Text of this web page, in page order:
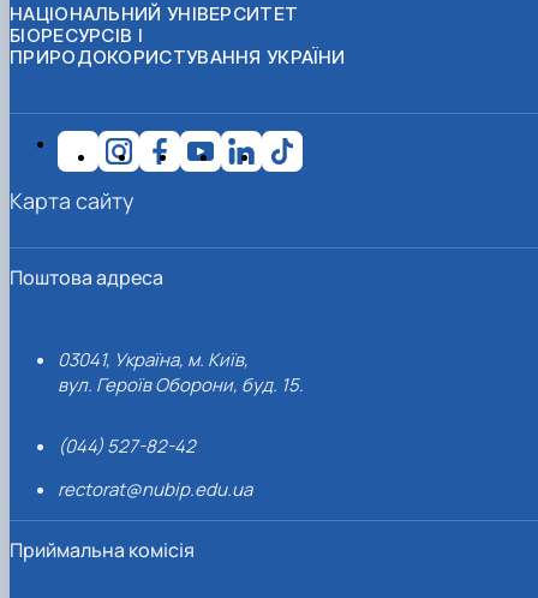
НАЦІОНАЛЬНИЙ УНІВЕРСИТЕТ
БІОРЕСУРСІВ І
ПРИРОДОКОРИСТУВАННЯ УКРАЇНИ
Поштова адреса
03041, Україна, м. Київ,
вул. Героїв Оборони, буд. 15.
(044) 527-82-42
rectorat@nubip.edu.ua
Приймальна комісія
Карта сайту